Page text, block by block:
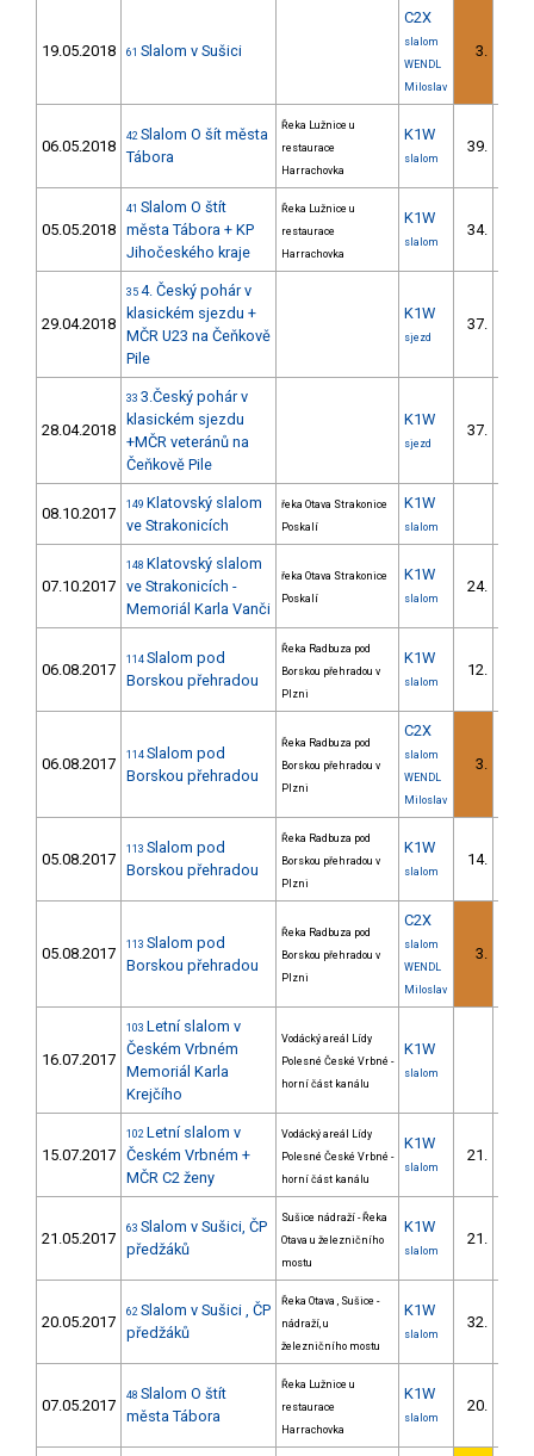
19.05.2018 61 Slalom v Sušici
C2X
slalom
WENDL
Miloslav
3.
06.05.2018
42 Slalom O šít města
Tábora
Řeka Lužnice u
restaurace
Harrachovka
K1W
slalom
39.
05.05.2018
41 Slalom O štít
města Tábora + KP
Jihočeského kraje
Řeka Lužnice u
restaurace
Harrachovka
K1W
slalom
34.
29.04.2018
35 4. Český pohár v
klasickém sjezdu +
MČR U23 na Čeňkově
Pile
K1W
sjezd
37.
28.04.2018
33 3.Český pohár v
klasickém sjezdu
+MČR veteránů na
Čeňkově Pile
K1W
sjezd
37.
08.10.2017 149 Klatovský slalom
ve Strakonicích
řeka Otava Strakonice
Poskalí
K1W
slalom
07.10.2017
148 Klatovský slalom
ve Strakonicích -
Memoriál Karla Vanči
řeka Otava Strakonice
Poskalí
K1W
slalom
24.
06.08.2017
114 Slalom pod
Borskou přehradou
Řeka Radbuza pod
Borskou přehradou v
Plzni
K1W
slalom
12.
06.08.2017 114 Slalom pod
Borskou přehradou
Řeka Radbuza pod
Borskou přehradou v
Plzni
C2X
slalom
WENDL
Miloslav
3.
05.08.2017
113 Slalom pod
Borskou přehradou
Řeka Radbuza pod
Borskou přehradou v
Plzni
K1W
slalom
14.
05.08.2017 113 Slalom pod
Borskou přehradou
Řeka Radbuza pod
Borskou přehradou v
Plzni
C2X
slalom
WENDL
Miloslav
3.
16.07.2017
103 Letní slalom v
Českém Vrbném
Memoriál Karla
Krejčího
Vodácký areál Lídy
Polesné České Vrbné -
horní část kanálu
K1W
slalom
15.07.2017
102 Letní slalom v
Českém Vrbném +
MČR C2 ženy
Vodácký areál Lídy
Polesné České Vrbné -
horní část kanálu
K1W
slalom
21.
21.05.2017
63 Slalom v Sušici, ČP
předžáků
Sušice nádraží - Řeka
Otava u železničního
mostu
K1W
slalom
21.
20.05.2017
62 Slalom v Sušici , ČP
předžáků
Řeka Otava , Sušice -
nádraží, u
železničního mostu
K1W
slalom
32.
07.05.2017
48 Slalom O štít
města Tábora
Řeka Lužnice u
restaurace
Harrachovka
K1W
slalom
20.